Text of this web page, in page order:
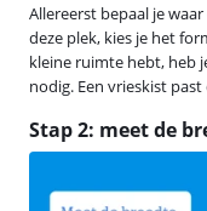
Allereerst bepaal je
deze plek, kies je het
kleine ruimte hebt, heb
nodig. Een vrieskist
Stap 2: meet de